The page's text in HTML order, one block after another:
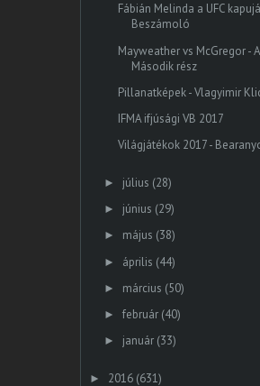
Fábián Melinda a UFC
Beszámoló
Mayweather vs McGregor -
Második rész
Pillanatképek - Vlagyimir
IFMA ifjúsági VB 2017
Világjátékok 2017 -
► július (28)
► június (29)
► május (38)
► április (44)
► március (50)
► február (40)
► január (33)
► 2016 (631)